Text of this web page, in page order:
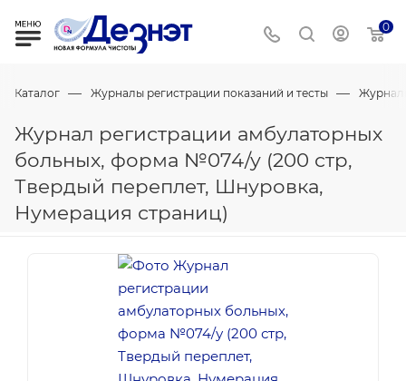
0
Каталог — Журналы регистрации показаний и тесты —
Журнал регистрации амбулаторных
больных, форма №074/у (200 стр,
Твердый переплет, Шнуровка,
Нумерация страниц)